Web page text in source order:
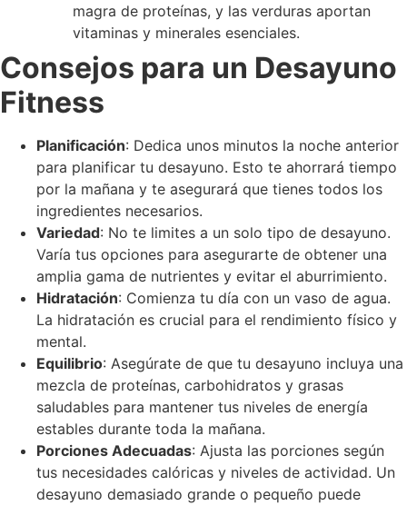
magra de proteínas, y las verduras aportan
vitaminas y minerales esenciales.
Consejos para un Desayuno
Fitness
Planificación: Dedica unos minutos la noche anterior
para planificar tu desayuno. Esto te ahorrará tiempo
por la mañana y te asegurará que tienes todos los
ingredientes necesarios.
Variedad: No te limites a un solo tipo de desayuno.
Varía tus opciones para asegurarte de obtener una
amplia gama de nutrientes y evitar el aburrimiento.
Hidratación: Comienza tu día con un vaso de agua.
La hidratación es crucial para el rendimiento físico y
mental.
Equilibrio: Asegúrate de que tu desayuno incluya una
mezcla de proteínas, carbohidratos y grasas
saludables para mantener tus niveles de energía
estables durante toda la mañana.
Porciones Adecuadas: Ajusta las porciones según
tus necesidades calóricas y niveles de actividad. Un
desayuno demasiado grande o pequeño puede